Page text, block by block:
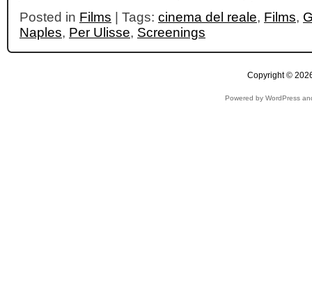
Posted in Films | Tags: cinema del reale, Films,
Naples, Per Ulisse, Screenings
Copyright ©
Powered by WordPress